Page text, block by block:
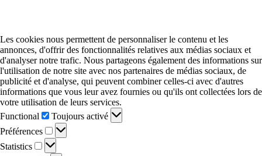
Les cookies nous permettent de personnaliser le contenu et les
annonces, d'offrir des fonctionnalités relatives aux médias sociaux et
d'analyser notre trafic. Nous partageons également des informations sur
l'utilisation de notre site avec nos partenaires de médias sociaux, de
publicité et d'analyse, qui peuvent combiner celles-ci avec d'autres
informations que vous leur avez fournies ou qu'ils ont collectées lors de
votre utilisation de leurs services.
Functional
Functional
Toujours activé
Préférences
Préférences
Statistics
Statistics